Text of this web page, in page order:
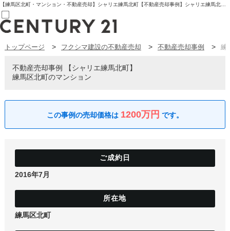
売買部
賃貸部
03-6912-3505
新規会員登録
物件閲覧履歴
購入TOP
学区から探す
町名から探す
新築戸建て
中古戸建て
トップページ フクシマ建設の不動産売却 不動産売却事例 練
不動産売却事例
シャリエ練馬北町
練馬区北町のマンション
1200万円
2016年7月
練馬区北町